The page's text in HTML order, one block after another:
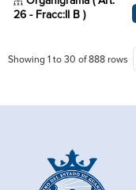
26 - Fracc:II B )
Showing 1 to 30 of 888 rows